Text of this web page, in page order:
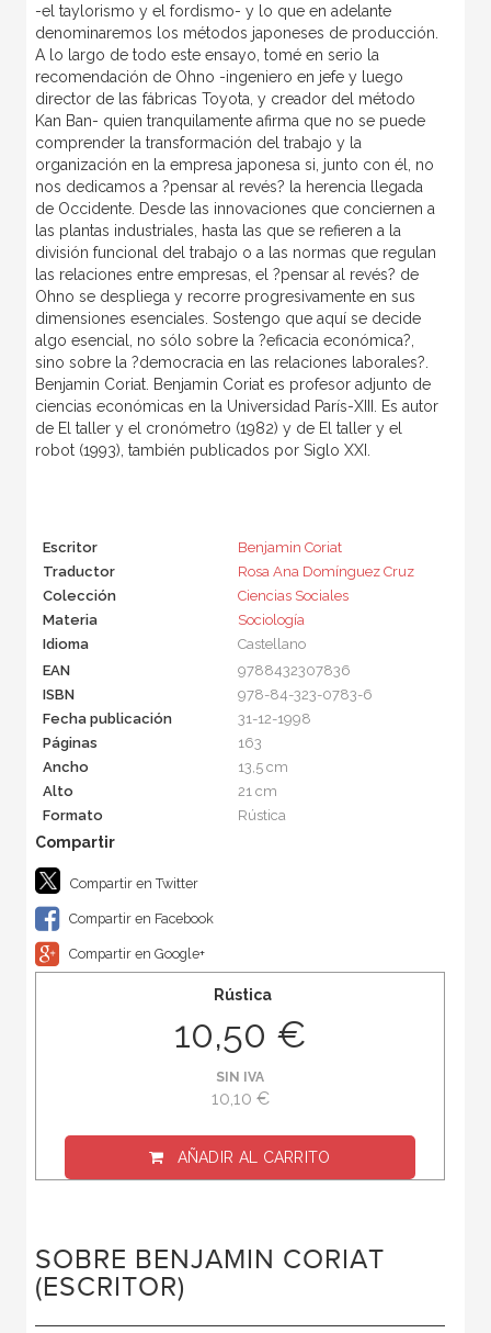
-el taylorismo y el fordismo- y lo que en adelante
denominaremos los métodos japoneses de producción.
A lo largo de todo este ensayo, tomé en serio la
recomendación de Ohno -ingeniero en jefe y luego
director de las fábricas Toyota, y creador del método
Kan Ban- quien tranquilamente afirma que no se puede
comprender la transformación del trabajo y la
organización en la empresa japonesa si, junto con él, no
nos dedicamos a ?pensar al revés? la herencia llegada
de Occidente. Desde las innovaciones que conciernen a
las plantas industriales, hasta las que se refieren a la
división funcional del trabajo o a las normas que regulan
las relaciones entre empresas, el ?pensar al revés? de
Ohno se despliega y recorre progresivamente en sus
dimensiones esenciales. Sostengo que aquí se decide
algo esencial, no sólo sobre la ?eficacia económica?,
sino sobre la ?democracia en las relaciones laborales?.
Benjamin Coriat. Benjamin Coriat es profesor adjunto de
ciencias económicas en la Universidad París-XIII. Es autor
de El taller y el cronómetro (1982) y de El taller y el
robot (1993), también publicados por Siglo XXI.
Escritor
Benjamin Coriat
Traductor
Rosa Ana Domínguez Cruz
Colección
Ciencias Sociales
Materia
Sociología
Idioma
Castellano
EAN
9788432307836
ISBN
978-84-323-0783-6
Fecha publicación
31-12-1998
Páginas
163
Ancho
13,5 cm
Alto
21 cm
Formato
Rústica
Compartir en Twitter
Compartir en Facebook
Compartir en Google+
Rústica
10,50 €
SIN IVA
10,10 €
AÑADIR AL CARRITO
SOBRE BENJAMIN CORIAT
(ESCRITOR)